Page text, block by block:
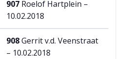
907 Roelof Hartplein –
10.02.2018
908Gerrit v.d. Veenstraat
– 10.02.2018